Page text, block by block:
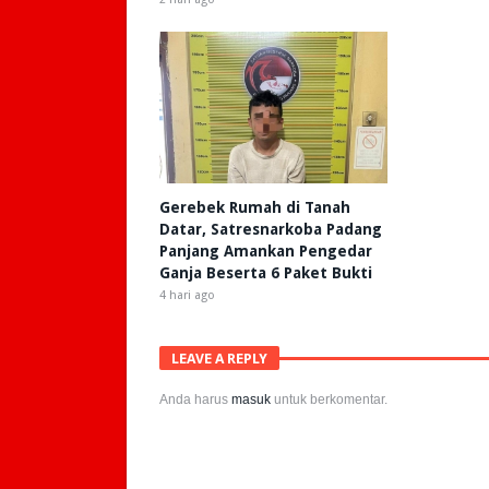
Gerebek Rumah di Tanah
Datar, Satresnarkoba Padang
Panjang Amankan Pengedar
Ganja Beserta 6 Paket Bukti
4 hari ago
LEAVE A REPLY
Anda harus masuk untuk berkomentar.